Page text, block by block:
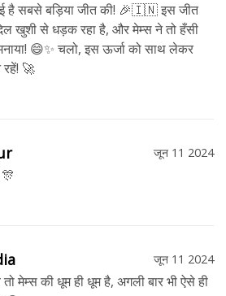
है सबसे बड़िया जीत की! 🎉🇮🇳 इस जीत
खुशी से धड़क रहा है, और मेम्स ने तो हँसी
😄✨ चलो, इस ऊर्जा को साथ लेकर
🚀
जून 11 2024
जून 11 2024
मेम्स की धूम ही धूम है, अगली बार भी ऐसे ही